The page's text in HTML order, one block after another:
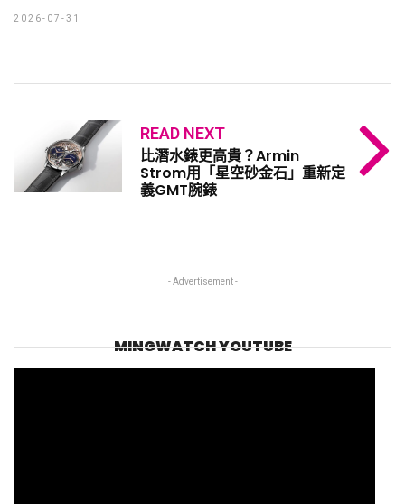
2026-07-31
READ NEXT
比潛水錶更高貴？Armin
Strom用「星空砂金石」重新定
義GMT腕錶
- Advertisement -
MINGWATCH YOUTUBE